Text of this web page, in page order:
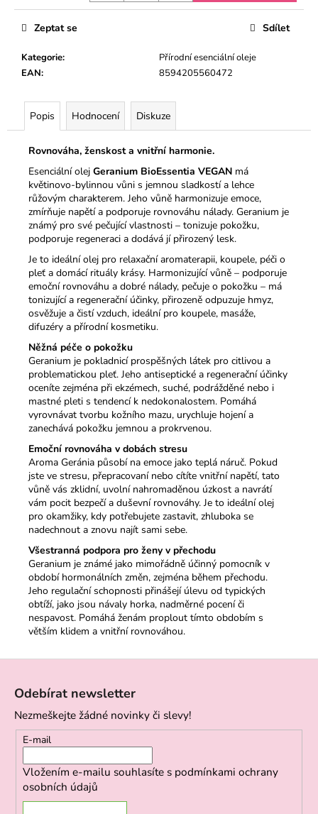
Kategorie:
Přírodní esenciální oleje
EAN: 8594205560472
Zeptat se Sdílet
Popis Hodnocení Diskuze
Rovnováha, ženskost a vnitřní harmonie.
Esenciální olej Geranium BioEssentia VEGAN má
květinovo-bylinnou vůni s jemnou sladkostí a lehce
růžovým charakterem. Jeho vůně harmonizuje emoce,
zmírňuje napětí a podporuje rovnováhu nálady. Geranium je
známý pro své pečující vlastnosti – tonizuje pokožku,
podporuje regeneraci a dodává jí přirozený lesk.
Je to ideální olej pro relaxační aromaterapii, koupele, péči o
pleť a domácí rituály krásy. Harmonizující vůně – podporuje
emoční rovnováhu a dobré nálady, pečuje o pokožku – má
tonizující a regenerační účinky, přirozeně odpuzuje hmyz,
osvěžuje a čistí vzduch, ideální pro koupele, masáže,
difuzéry a přírodní kosmetiku.
Něžná péče o pokožku
Geranium je pokladnicí prospěšných látek pro citlivou a
problematickou pleť. Jeho antiseptické a regenerační účinky
oceníte zejména při ekzémech, suché, podrážděné nebo i
mastné pleti s tendencí k nedokonalostem. Pomáhá
vyrovnávat tvorbu kožního mazu, urychluje hojení a
zanechává pokožku jemnou a prokrvenou.
Emoční rovnováha v dobách stresu
Aroma Geránia působí na emoce jako teplá náruč. Pokud
jste ve stresu, přepracovaní nebo cítíte vnitřní napětí, tato
vůně vás zklidní, uvolní nahromaděnou úzkost a navrátí
vám pocit bezpečí a duševní rovnováhy. Je to ideální olej
pro okamžiky, kdy potřebujete zastavit, zhluboka se
nadechnout a znovu najít sami sebe.
Všestranná podpora pro ženy v přechodu
Geranium je známé jako mimořádně účinný pomocník v
období hormonálních změn, zejména během přechodu.
Jeho regulační schopnosti přinášejí úlevu od typických
obtíží, jako jsou návaly horka, nadměrné pocení či
nespavost. Pomáhá ženám proplout tímto obdobím s
větším klidem a vnitřní rovnováhou.
Odebírat newsletter
Nezmeškejte žádné novinky či slevy!
E-mail
Vložením e-mailu souhlasíte s podmínkami ochrany
osobních údajů